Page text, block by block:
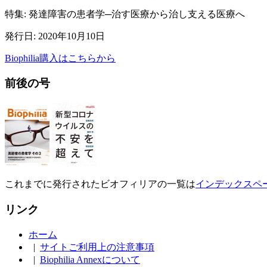
特集: 発達障害の患者学─治す医療から治し支える医療へ
発行日: 2020年10月10日
Biophilia購入はこちらから
前後の号
これまでに発行されたビオフィリアの一覧はインデックスペ
リンク
ホーム
| サイトご利用上の注意事項
| Biophilia Annexについて